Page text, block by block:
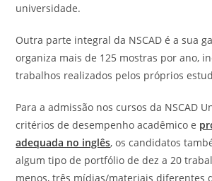
universidade.
Outra parte integral da NSCAD é a sua
organiza mais de 125 mostras por ano,
trabalhos realizados pelos próprios
Para a admissão nos cursos da NSCAD
critérios de desempenho acadêmico e
adequada no inglês, os candidatos
algum tipo de portfólio de dez a 20
menos, três mídias/materiais diferentes